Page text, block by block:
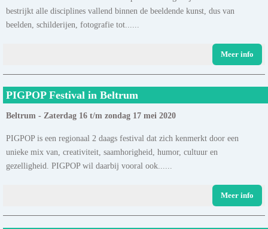
bestrijkt alle disciplines vallend binnen de beeldende kunst, dus van
beelden, schilderijen, fotografie tot......
Meer info
PIGPOP Festival in Beltrum
Beltrum - Zaterdag 16 t/m zondag 17 mei 2020
PIGPOP is een regionaal 2 daags festival dat zich kenmerkt door een
unieke mix van, creativiteit, saamhorigheid, humor, cultuur en
gezelligheid. PIGPOP wil daarbij vooral ook......
Meer info